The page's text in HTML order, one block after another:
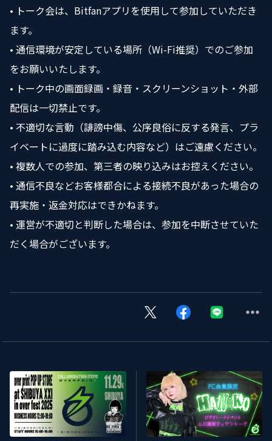
• トーク会は、Bitfanアプリを使用して参加していただき
ます。
• 通信環境が安定している場所（Wi-Fi推奨）でのご参加
をお願いいたします。
• トーク中の画面録画・録音・スクリーンショット・外部
配信は一切禁止です。
• 不適切な言動（誹謗中傷、公序良俗に反する発言、プラ
イベートに過度に踏み込む内容など）はご遠慮ください。
• 複数人での参加、第三者の映り込みはお控えください。
• 通信不良などお客様都合による接続不良があった場合の
再実施・返金対応はできかねます。
• 運営が不適切と判断した場合は、参加を中断させていた
だく場合がございます。